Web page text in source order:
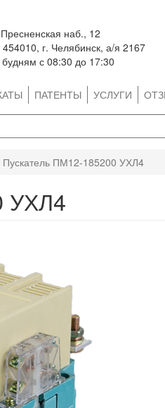
наб., 12
г. Челябинск, а/я 2167
с 08:30 до 17:30
ПАТЕНТЫ УСЛУГИ
Пускатель ПМ12-185200 УХЛ4
УХЛ4